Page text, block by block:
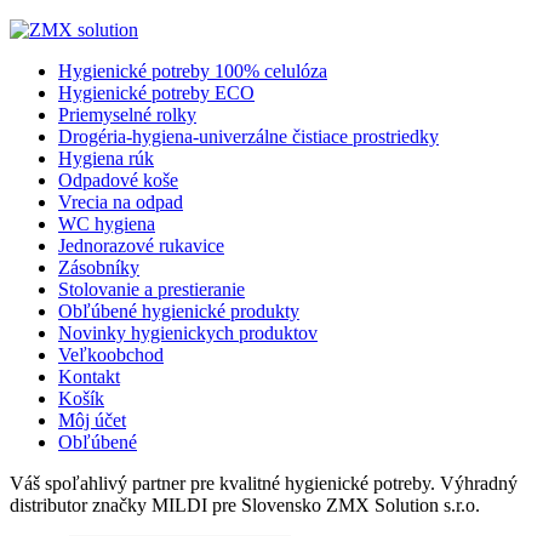
Hygienické potreby 100% celulóza
Hygienické potreby ECO
Priemyselné rolky
Drogéria-hygiena-univerzálne čistiace prostriedky
Hygiena rúk
Odpadové koše
Vrecia na odpad
WC hygiena
Jednorazové rukavice
Zásobníky
Stolovanie a prestieranie
Obľúbené hygienické produkty
Novinky hygienickych produktov
Veľkoobchod
Kontakt
Košík
Môj účet
Obľúbené
Váš spoľahlivý partner pre kvalitné hygienické potreby. Výhradný
distributor značky MILDI pre Slovensko ZMX Solution s.r.o.